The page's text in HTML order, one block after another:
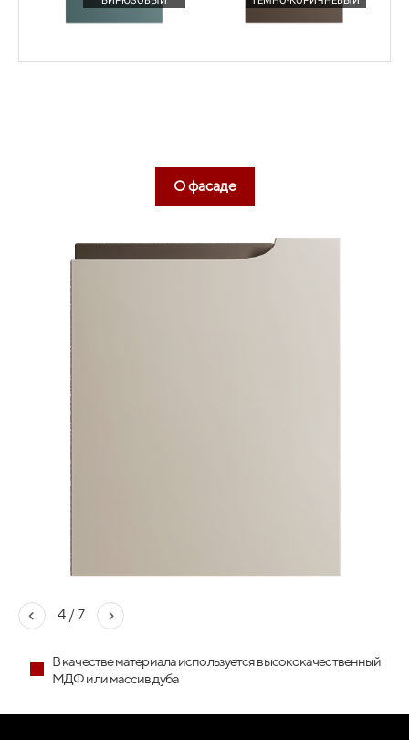
ЯЩИКИ METABOX
ПОДЬЕМНИКИ
О фасаде
4 /7
В качестве материала используется высококачественный
МДФ или массив дуба